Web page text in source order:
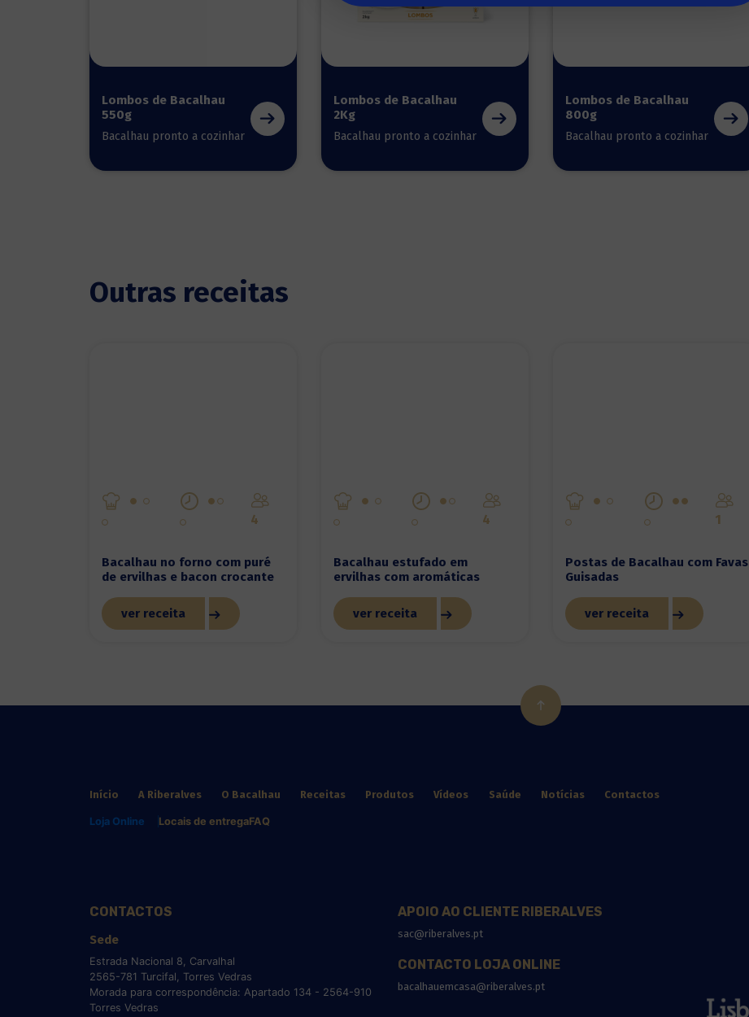
Lombos de Bacalhau
550g
Bacalhau pronto a cozinhar
Lombos de Bacalhau
2Kg
Bacalhau pronto a cozinhar
Lombos de Bacalhau
800g
Bacalhau pronto a cozinhar
Outras receitas
4
Bacalhau no forno com puré
de ervilhas e bacon crocante
ver receita
4
Bacalhau estufado em
ervilhas com aromáticas
ver receita
1
Postas de Bacalhau com Favas
Guisadas
ver receita
Início A Riberalves O Bacalhau Receitas Produtos Vídeos Saúde Notícias Contactos
Loja Online Locais de entregaFAQ
CONTACTOS
Sede
Estrada Nacional 8, Carvalhal
2565-781 Turcifal, Torres Vedras
Morada para correspondência: Apartado 134 - 2564-910
Torres Vedras
APOIO AO CLIENTE RIBERALVES
sac@riberalves.pt
CONTACTO LOJA ONLINE
bacalhauemcasa@riberalves.pt